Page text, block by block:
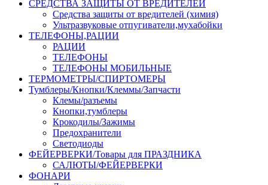
СРЕДСТВА ЗАЩИТЫ ОТ ВРЕДИТЕЛЕЙ
Средства защиты от вредителей (химия)
Ультразвуковые отпугиватели,мухабойки
ТЕЛЕФОНЫ,РАЦИИ
РАЦИИ
ТЕЛЕФОНЫ
ТЕЛЕФОНЫ МОБИЛЬНЫЕ
ТЕРМОМЕТРЫ/СПИРТОМЕРЫ
Тумблеры/Кнопки/Клеммы/Запчасти
Клемы/разъемы
Кнопки,тумблеры
Крокодилы/Зажимы
Предохранители
Светодиоды
ФЕЙЕРВЕРКИ/Товары для ПРАЗДНИКА
САЛЮТЫ/ФЕЙЕРВЕРКИ
ФОНАРИ